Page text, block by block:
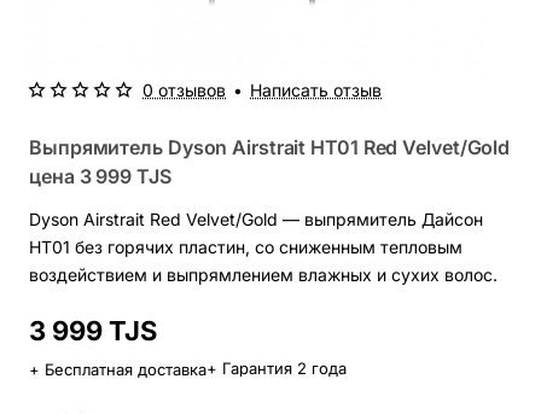
Выпрямитель Dyson Airstrait HT01 Red Velvet/Gold
цена 3 999 TJS
Dyson Airstrait Red Velvet/Gold — выпрямитель Дайсон
HT01 без горячих пластин, со сниженным тепловым
воздействием и выпрямлением влажных и сухих волос.
0 отзывов • Написать отзыв
+ Бесплатная доставка+ Гарантия 2 года
3 999 TJS